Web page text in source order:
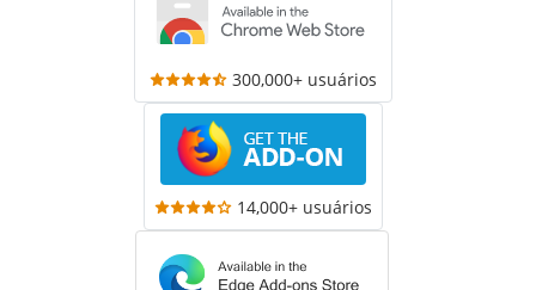
300,000+ usuários
14,000+ usuários